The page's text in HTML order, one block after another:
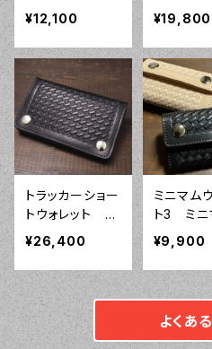
03 クロムエク
セル ハーフカ
バー トラッカ
ーウォレット
¥12,100
クロムエ
ル ハー
ー トラ
ウォレット
¥19,800
トラッカーショー
トウォレット バ
スケットウィー
ブ フルカバ
ー トラッカー
ウォレット
¥26,400
ミニマム
ト3 ミニ
ラッカー
ケットウ
トラッカ
ット
¥9,900
よくあ